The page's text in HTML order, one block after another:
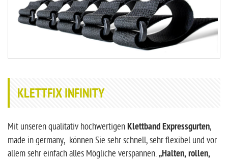
KLETTFIX INFINITY
Mit unseren qualitativ hochwertigenKlettband Expressgurten,
made in germany, können Sie sehr schnell, sehr flexibel und vor
allem sehr einfach alles Mögliche verspannen.„Halten, rollen,